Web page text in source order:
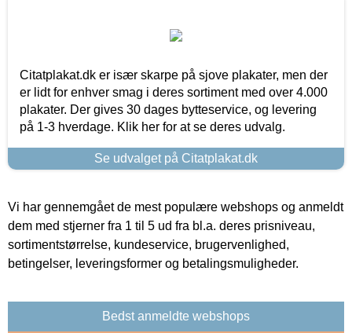
Citatplakat.dk er især skarpe på sjove plakater, men der
er lidt for enhver smag i deres sortiment med over 4.000
plakater. Der gives 30 dages bytteservice, og levering
på 1-3 hverdage. Klik her for at se deres udvalg.
Se udvalget på Citatplakat.dk
Vi har gennemgået de mest populære webshops og anmeldt
dem med stjerner fra 1 til 5 ud fra bl.a. deres prisniveau,
sortimentstørrelse, kundeservice, brugervenlighed,
betingelser, leveringsformer og betalingsmuligheder.
Bedst anmeldte webshops